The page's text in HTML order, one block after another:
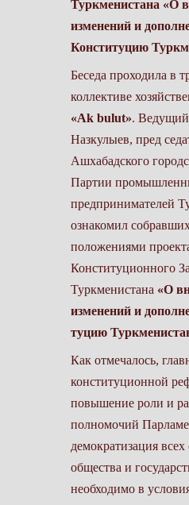
Туркменистана «О
изменений и
Конституцию
Беседа проходила в
коллективе
«Ak bulut».
Назкулыев, пред­
Ашхабадского
Пар­тии
предпринимателей
ознакомил
положениями
Конституционного
Туркменистана «О
изменений и
туцию
Как отмечалось,
конституционной
повышение роли и
полномочий
демократизация
общества и
необходимо в